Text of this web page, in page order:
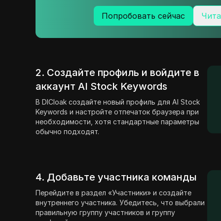
Попробовать сейчас
2. Создайте профиль и войдите в
аккаунт AI Stock Keywords
В DICloak создайте новый профиль для AI Stock
Keywords и настройте отпечаток браузера при
необходимости, хотя стандартные параметры
обычно подходят.
4. Добавьте участника команды
Перейдите в раздел «Участники» и создайте
внутреннего участника. Убедитесь, что выбрали
правильную группу участников и группу